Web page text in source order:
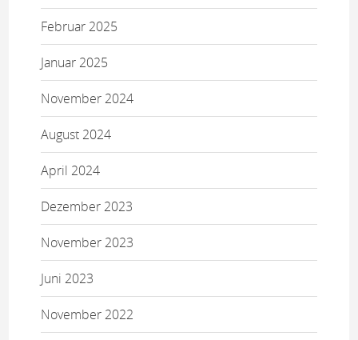
Februar 2025
Januar 2025
November 2024
August 2024
April 2024
Dezember 2023
November 2023
Juni 2023
November 2022